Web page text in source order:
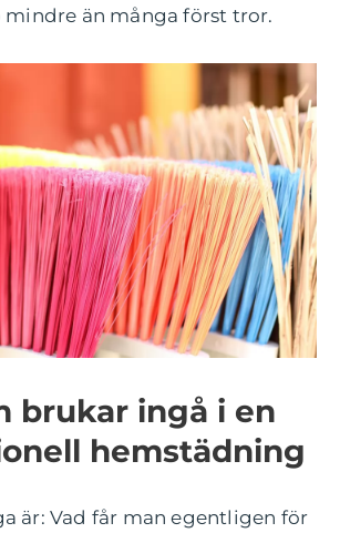
än många först tror.
brukar ingå i en
hemstädning
är: Vad får man egentligen för